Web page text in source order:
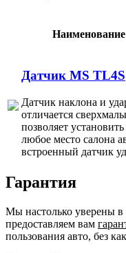
Датчик MS TL4S
Датчик наклона и
отличается
позволяет
любое место салона
встроенный датчик
Гарантия
Мы настолько уверены в
предоставляем вам
пользования авто, без